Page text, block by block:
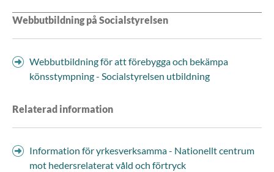
Webbutbildning på Socialstyrelsen
Webbutbildning för att förebygga och bekämpa
könsstympning - Socialstyrelsen utbildning
Relaterad information
Information för yrkesverksamma - Nationellt centrum
mot hedersrelaterat våld och förtryck